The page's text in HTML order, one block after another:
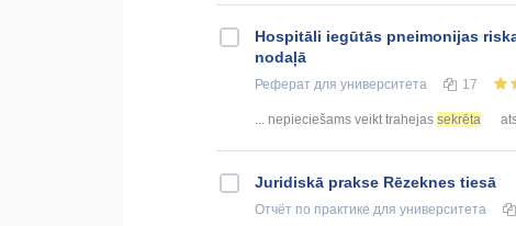
Hospitāli iegūtās pneimonijas
nodaļā
Реферат для университета 17
... nepieciešams veikt trahejas sekrēta
Juridiskā prakse Rēzeknes tiesā
Отчёт по практике для университета